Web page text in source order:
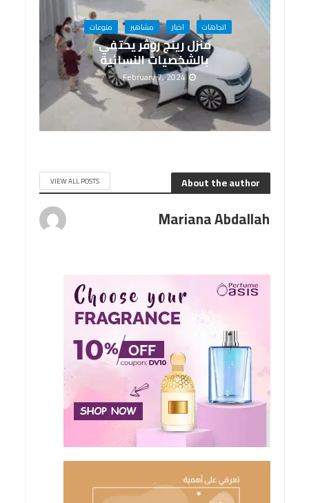
اتجاهات اخبار مشاهير منوعات
منزل رينج روڤر يحتفي
بالشخصيات النسائية
February 7, 2024
About the author
VIEW ALL POSTS
Mariana Abdallah